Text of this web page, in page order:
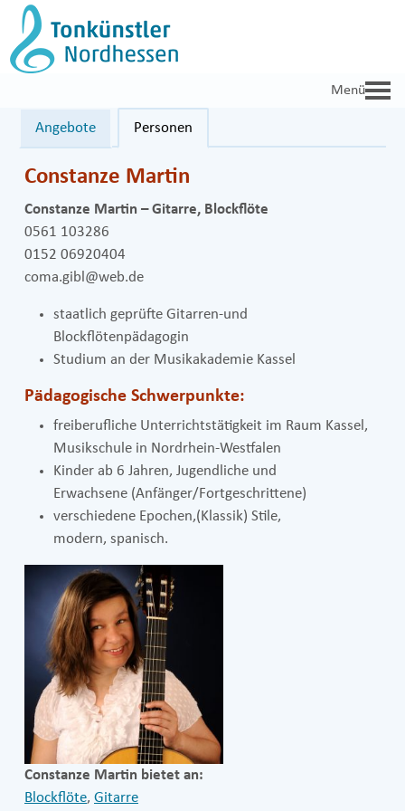
Zum
Inhalt
springen
Angebote Personen
Constanze Martin
Constanze Martin – Gitarre, Blockflöte
0561 103286
0152 06920404
coma.gibl@web.de
staatlich geprüfte Gitarren-und
Blockflötenpädagogin
Studium an der Musikakademie Kassel
Pädagogische Schwerpunkte:
freiberufliche Unterrichtstätigkeit im Raum Kassel,
Musikschule in Nordrhein-Westfalen
Kinder ab 6 Jahren, Jugendliche und
Erwachsene (Anfänger/Fortgeschrittene)
verschiedene Epochen,(Klassik) Stile,
modern, spanisch.
Constanze Martin bietet an:
Blockflöte, Gitarre